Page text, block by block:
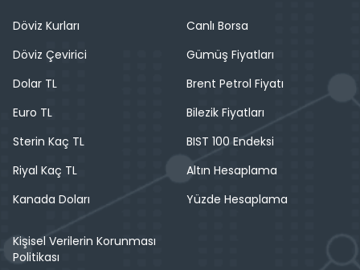
Döviz Kurları
Döviz Çevirici
Dolar TL
Euro TL
Sterin Kaç TL
Riyal Kaç TL
Kanada Doları
Canlı Borsa
Gümüş Fiyatları
Brent Petrol Fiyatı
Bilezik Fiyatları
BIST 100 Endeksi
Altın Hesaplama
Yüzde Hesaplama
Kişisel Verilerin Korunması
Politikası